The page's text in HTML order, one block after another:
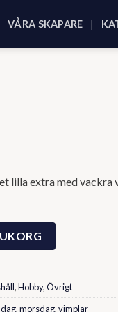
VÅRA SKAPARE
lilla extra med vackra
,Hobby,Övrigt
,morsdag,vimplar